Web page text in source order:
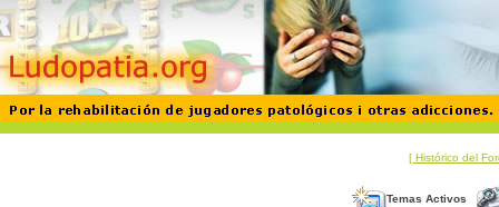
[ Histórico del
Temas Activos